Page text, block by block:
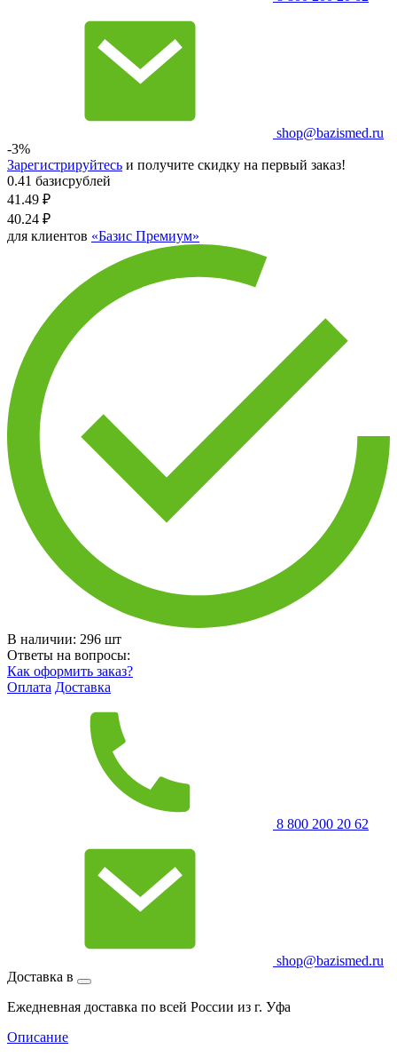
shop@bazismed.ru
-3%
Зарегистрируйтесь и получите скидку на первый заказ!
0.41 базисрублей
41.49 ₽
40.24 ₽
для клиентов «Базис Премиум»
В наличии: 296 шт
Ответы на вопросы:
Как оформить заказ?
Оплата Доставка
8 800 200 20 62
shop@bazismed.ru
Доставка в
Ежедневная доставка по всей России из г. Уфа
Описание